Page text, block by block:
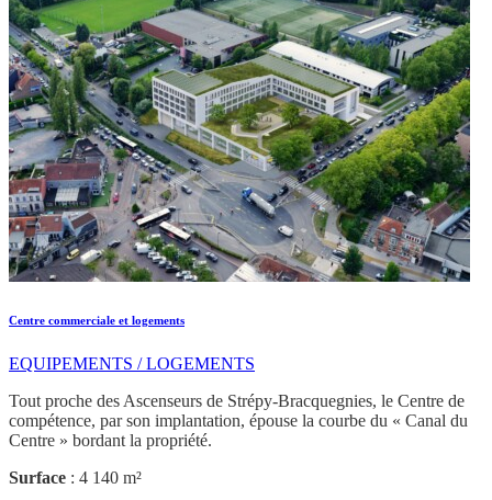
Centre commerciale et logements
EQUIPEMENTS / LOGEMENTS
Tout proche des Ascenseurs de Strépy-Bracquegnies, le Centre de
compétence, par son implantation, épouse la courbe du « Canal du
Centre » bordant la propriété.
Surface : 4 140 m²